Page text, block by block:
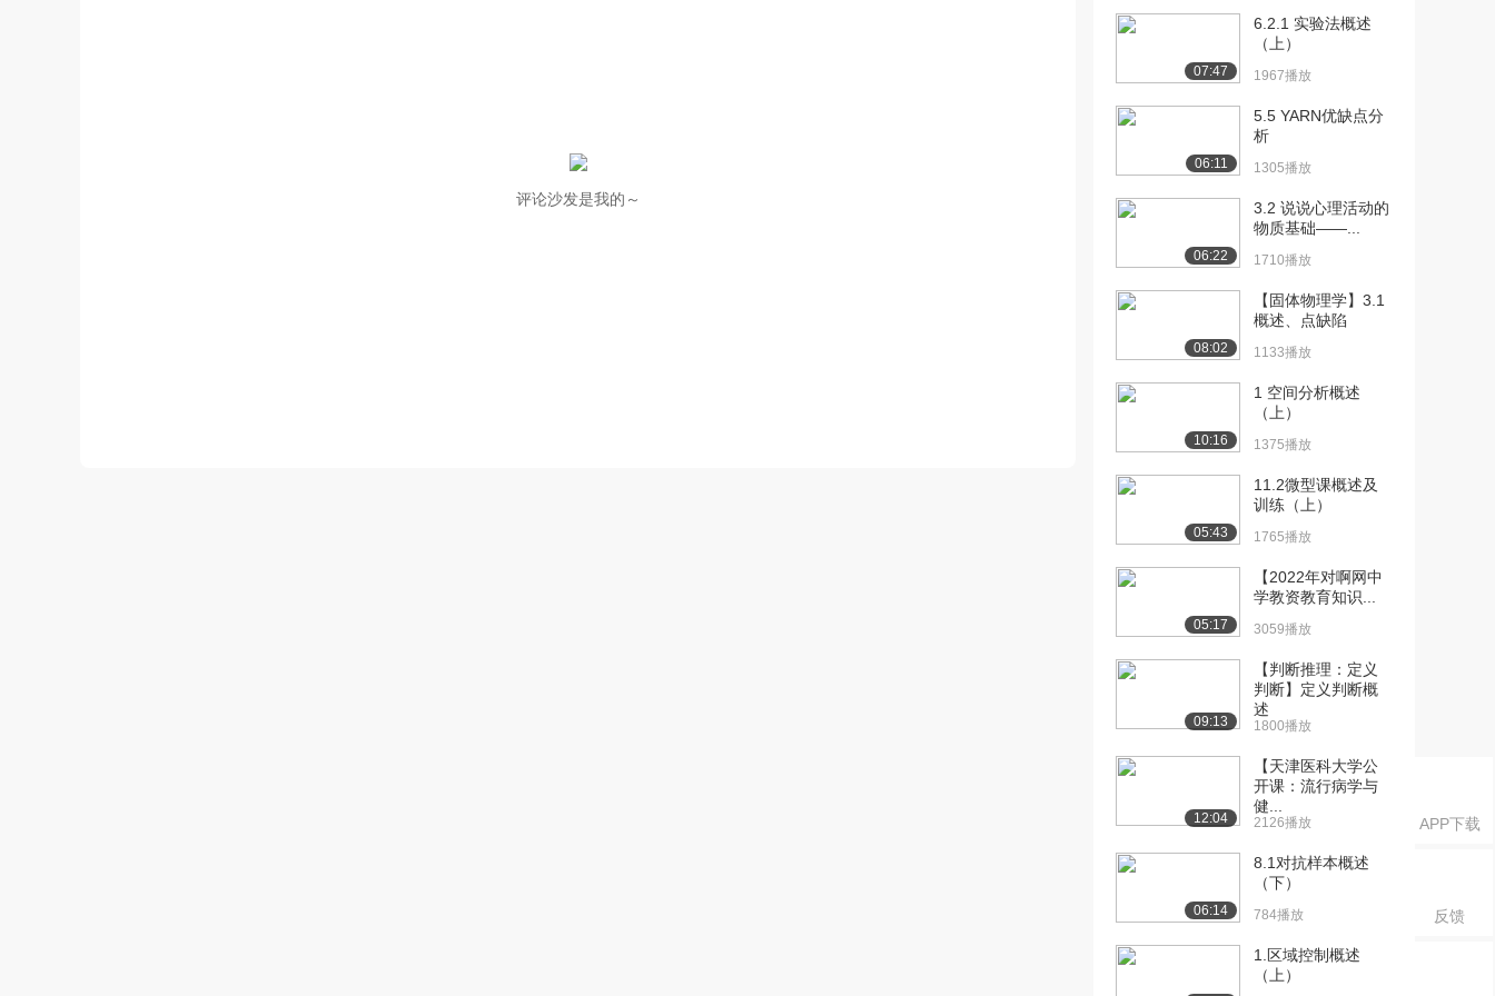
APP下载
反馈
评论沙发是我的～
[10] 第三节 知识与智慧
924播放
09:49
[11] 第一节 素养与信息素
2130播放
[12] 第二节 信息能力及其
889播放
[13] 第二节 信息能力及其
1234播放
[14] 第三节 问题解决能力
1568播放
[15] 第三节 问题解决能力
（下）
1064播放
[16] 第二节 信息化教学设
计的基本原则和...
1180播放
[17] 第二节 信息化教学设
计的基本原则和...
07:55
[18] 第三节 信息化教学设
计的基本要点（...
12:34
[19] 第三节 信息化教学设
计的基本要点（...
12:30
[20] 第一节 义务教育阶段
信息技术教育
726播放
[21] 第一节 义务教育阶段
信息技术教育（...
05:27
07:47
6.2.1 实验法概述
（上）
1967播放
06:11
5.5 YARN优缺点分
析
1305播放
06:22
3.2 说说心理活动的
物质基础——...
1710播放
08:02
【固体物理学】3.1
概述、点缺陷
1133播放
10:16
1 空间分析概述
（上）
1375播放
05:43
11.2微型课概述及
训练（上）
1765播放
05:17
【2022年对啊网中
学教资教育知识...
3059播放
09:13
【判断推理：定义
判断】定义判断概
述
1800播放
12:04
【天津医科大学公
开课：流行病学与
健...
2126播放
06:14
8.1对抗样本概述
（下）
784播放
1.区域控制概述
（上）